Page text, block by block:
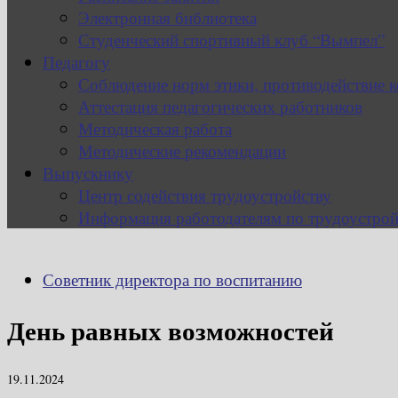
Электронная библиотека
Студенческий спортивный клуб “Вымпел”
Педагогу
Соблюдение норм этики, противодействие
Аттестация педагогических работников
Методическая работа
Методические рекомендации
Выпускнику
Центр содействия трудоустройству
Информация работодателям по
Советник директора по воспитанию
День равных возможностей
19.11.2024